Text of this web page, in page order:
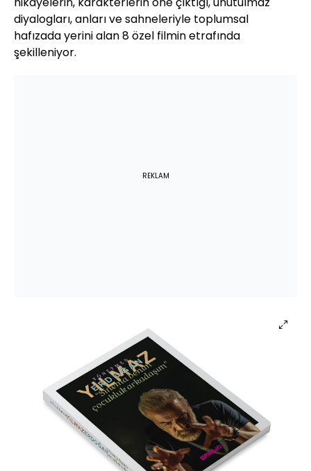
diyalogları, anları ve sahneleriyle toplumsal
hafızada yerini alan 8 özel filmin etrafında
şekilleniyor.
REKLAM